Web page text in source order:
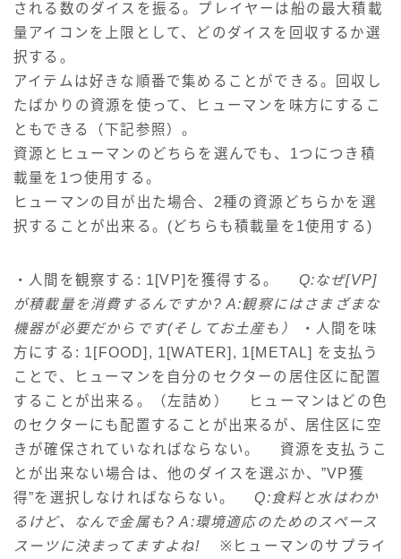
される数のダイスを振る。プレイヤーは船の最大積載
量アイコンを上限として、どのダイスを回収するか選
択する。
アイテムは好きな順番で集めることができる。回収し
たばかりの資源を使って、ヒューマンを味方にするこ
ともできる（下記参照）。
資源とヒューマンのどちらを選んでも、1つにつき積
載量を1つ使用する。
ヒューマンの目が出た場合、2種の資源どちらかを選
択することが出来る。(どちらも積載量を1使用する)
・人間を観察する: 1[VP]を獲得する。 Q:なぜ[VP]
が積載量を消費するんですか? A:観察にはさまざまな
機器が必要だからです(そしてお土産も）
・人間を味
方にする: 1[FOOD], 1[WATER], 1[METAL] を支払う
ことで、ヒューマンを自分のセクターの居住区に配置
することが出来る。（左詰め） ヒューマンはどの色
のセクターにも配置することが出来るが、居住区に空
きが確保されていなればならない。 資源を支払うこ
とが出来ない場合は、他のダイスを選ぶか、”VP獲
得”を選択しなければならない。Q:食料と水はわか
るけど、なんで金属も? A:環境適応のためのスペース
スーツに決まってますよね! ※ヒューマンのサプライ